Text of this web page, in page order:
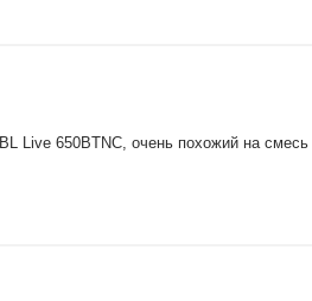
Live 650BTNC, очень похожий на смесь